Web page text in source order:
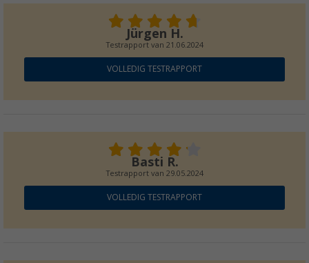
( Over
€ 29,99Adviesprijs
€ 69,99Adviesprijs
Jürgen H.
Testrapport van 21.06.2024
VOLLEDIG TESTRAPPORT
Basti R.
Testrapport van 29.05.2024
VOLLEDIG TESTRAPPORT